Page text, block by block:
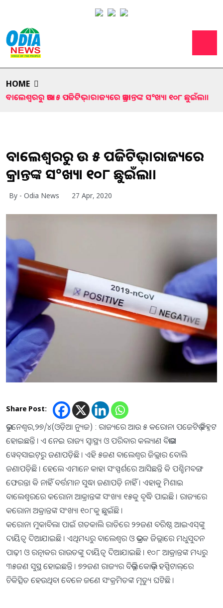
HOME
ବାଲେଶ୍ବରରୁ ଆଉ ୫ ପଜିଟିଭ୍।ରାଜ୍ୟରେ ଆକ୍ରାନ୍ତଙ୍କ ସ°ଖ୍ୟା ୧୦୮ ଛୁଇଁଲା।
ବାଲେଶ୍ବରରୁ ଆଉ ୫ ପଜିଟିଭ୍।ରାଜ୍ୟରେ
ଆକ୍ରାନ୍ତଙ୍କ ସ°ଖ୍ୟା ୧୦୮ ଛୁଇଁଲା।
By - Odia News 27 Apr, 2020
Share Post:
ଭୁବନେଶ୍ୱର,୨୭/୪(ଓଡ଼ିଆ ନ୍ୟୁଜ) : ରାଜ୍ୟରେ ଆଉ ୫ କରୋନା ପଜେଟିଭ୍ ଚିହ୍ନଟ
ହୋଇଛନ୍ତି । ଏ ନେଇ ରାଜ୍ୟ ସ୍ୱାସ୍ଥ୍ୟ ଓ ପରିବାର କଲ୍ୟାଣ ବିଭାଗ
ୱେବ୍‌ସାଇଟ୍‌ରୁ ଜଣାପଡ଼ିଛି । ଏହି ୫ଜଣ ବାଲେଶ୍ୱର ଜିଲ୍ଲାର ବୋଲି
ଜଣାପଡ଼ିଛି । ହେଲେ ଏମାନେ କାହା ସଂସ୍ପର୍ଶରେ ଆସିଛନ୍ତି କି ପଶ୍ଚିମବଙ୍ଗ
ଫେରନ୍ତା କି ନାହିଁ ବର୍ତ୍ତମାନ ସୁଦ୍ଧା ଜଣାପଡ଼ି ନାହିଁ । ଏହାକୁ ମିଶାଇ
ବାଲେଶ୍ୱରରେ କରୋନା ଆକ୍ରାନ୍ତଙ୍କ ସଂଖ୍ୟା ୧୫କୁ ବୃଦ୍ଧି ପାଇଛି । ରାଜ୍ୟରେ
କରୋନା ଅକ୍ରାନ୍ତଙ୍କ ସଂଖ୍ୟା ୧୦୮କୁ ଛୁଇଁଛି ।
କରୋନା ମୁକାବିଲା ପାଇଁ ଗତକାଲି ରାତିରେ ୨୨ଜଣ ବରିଷ୍ଠ ଆଇଏସ୍‌ଙ୍କୁ
ଦାୟିତ୍ୱ ଦିଆଯାଇଛି । ଏଥିମଧ୍ୟରୁ ବାଲେଶ୍ୱର ଓ ଭଦ୍ରକ ଜିଲ୍ଲାରେ ମଧୁସୁଦନ
ପାଢ଼ୀ ଓ ରତ୍ନାକର ରାଉତଙ୍କୁ ଦାୟିତ୍ୱ ଦିଆଯାଇଛି । ୧୦୮ ଆକ୍ରାନ୍ତଙ୍କ ମଧ୍ୟରୁ
୩୫ଜଣ ସୁସ୍ଥ ହୋଇଛନ୍ତି । ୭୨ଜଣ ରାଜ୍ୟର ବିଭିନ୍ନ କୋଭିଡ୍ ହସ୍ପିଟାଲ୍‌ରେ
ଚିକିତ୍ସିତ ହେଉଥିବା ବେଳେ ଜଣେ ସଂକ୍ରମିତଙ୍କ ମୃତ୍ୟୁ ଘଟିଛି ।